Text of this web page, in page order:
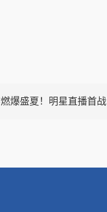
夏！明星直播首战告捷，